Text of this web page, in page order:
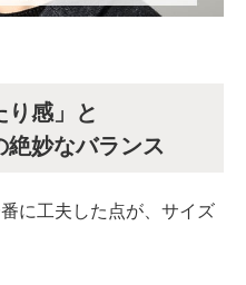
り感」と
絶妙なバランス
に工夫した点が、サイズ